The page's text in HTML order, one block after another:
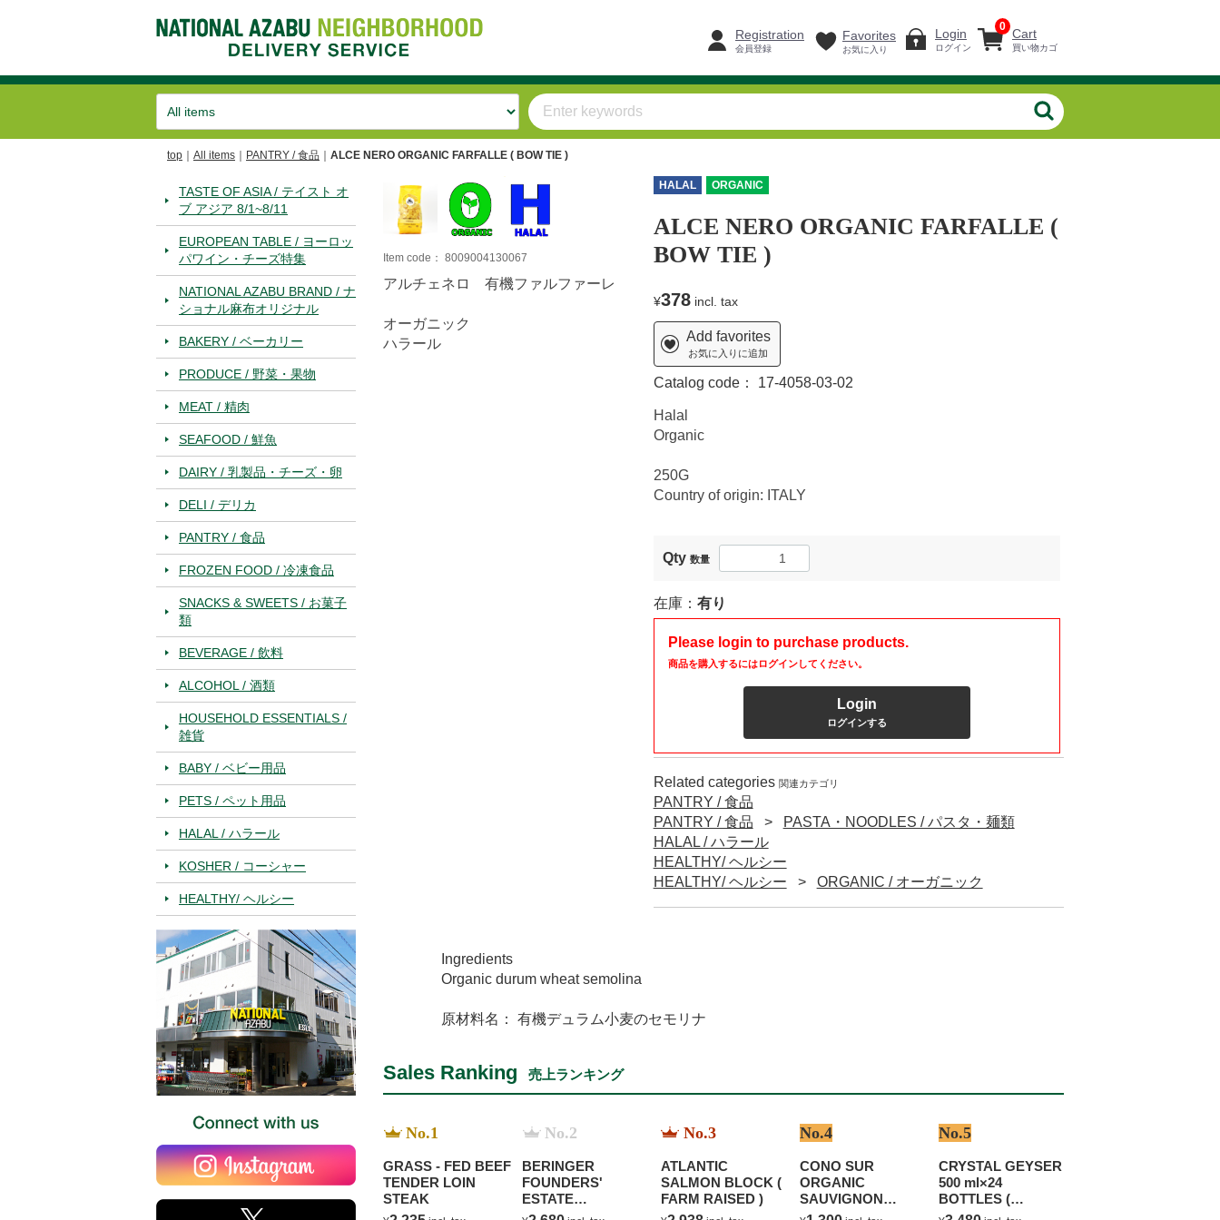
Cart
買い物カゴ
0
Registration
会員登録
Favorites
お気に入り
Login
ログイン
top All items PANTRY / 食品 ALCE NERO ORGANIC FARFALLE ( BOW TIE )
TASTE OF ASIA / テイスト オ
ブ アジア 8/1~8/11
EUROPEAN TABLE / ヨーロッ
パワイン・チーズ特集
NATIONAL AZABU BRAND / ナ
ショナル麻布オリジナル
BAKERY / ベーカリー
PRODUCE / 野菜・果物
MEAT / 精肉
SEAFOOD / 鮮魚
DAIRY / 乳製品・チーズ・卵
DELI / デリカ
PANTRY / 食品
FROZEN FOOD / 冷凍食品
SNACKS & SWEETS / お菓子
類
BEVERAGE / 飲料
ALCOHOL / 酒類
HOUSEHOLD ESSENTIALS /
雑貨
BABY / ベビー用品
PETS / ペット用品
HALAL / ハラール
KOSHER / コーシャー
HEALTHY/ ヘルシー
HALAL ORGANIC
ALCE NERO ORGANIC FARFALLE (
BOW TIE )
¥378incl. tax
Add favorites
お気に入りに追加
Catalog code： 17-4058-03-02
Halal
Organic
250G
Country of origin: ITALY
Qty 数量
在庫： 有り
Please login to purchase products.
商品を購入するにはログインしてください。
Login
ログインする
Item code： 8009004130067
アルチェネロ 有機ファルファーレ
オーガニック
ハラール
Related categories 関連カテゴリ
PANTRY / 食品
PANTRY / 食品
PASTA・NOODLES / パスタ・麺類
HALAL / ハラール
HEALTHY/ ヘルシー
HEALTHY/ ヘルシー
ORGANIC / オーガニック
Ingredients
Organic durum wheat semolina
原材料名： 有機デュラム小麦のセモリナ
Sales Ranking 売上ランキング
No.1
GRASS - FED BEEF
TENDER LOIN
STEAK
No.2
BERINGER
FOUNDERS'
ESTATE
CHARDONNAY
No.3
ATLANTIC
SALMON BLOCK (
FARM RAISED )
No.4
CONO SUR
ORGANIC
SAUVIGNON
BLANC
No.5
CRYSTAL GEYSER
500 ml×24
BOTTLES (
NATURAL